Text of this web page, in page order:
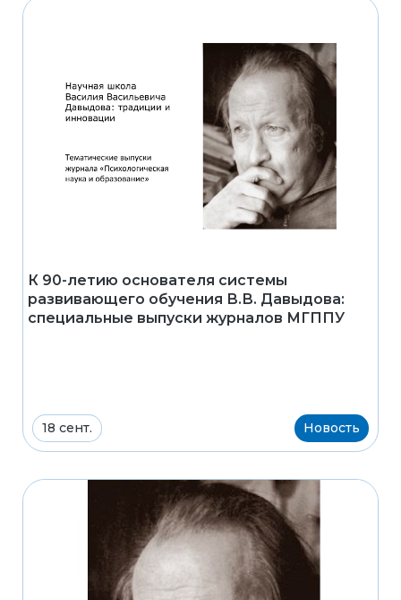
К 90-летию основателя системы
развивающего обучения В.В. Давыдова:
специальные выпуски журналов МГППУ
18 сент. Новость